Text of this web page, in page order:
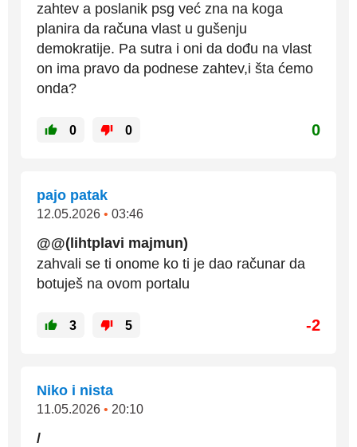
zahtev a poslanik psg već zna na koga
planira da računa vlast u gušenju
demokratije. Pa sutra i oni da dođu na vlast
on ima pravo da podnese zahtev,i šta ćemo
onda?
0 0 0
pajo patak
12.05.2026 • 03:46
@@(lihtplavi majmun)
zahvali se ti onome ko ti je dao računar da
botuješ na ovom portalu
3 5 -2
Niko i nista
11.05.2026 • 20:10
/